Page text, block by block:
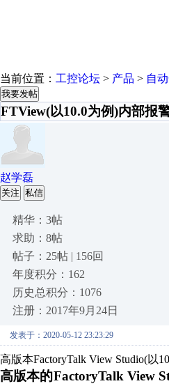
当前位置： 工控论坛 > 产品 > 自
我要发帖
FTView(以10.0为例)内部报
赵学磊
关注 私信
精华：3帖
求助：8帖
帖子：25帖 | 156回
年度积分：162
历史总积分：1076
注册：2017年9月24日
发表于：2020-05-12 23:23:29
高版本FactoryTalk View Studio(以
高版本的FactoryTalk View